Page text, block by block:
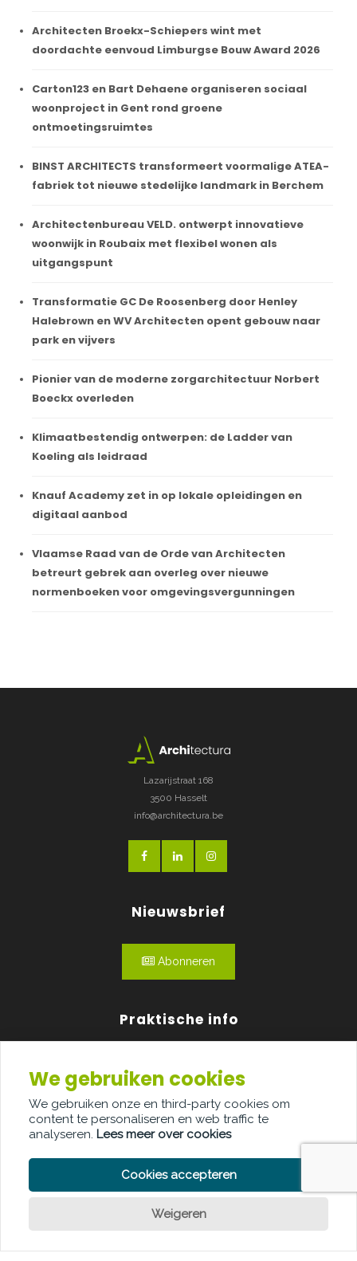
Architecten Broekx-Schiepers wint met
doordachte eenvoud Limburgse Bouw Award 2026
Carton123 en Bart Dehaene organiseren sociaal
woonproject in Gent rond groene
ontmoetingsruimtes
BINST ARCHITECTS transformeert voormalige ATEA-
fabriek tot nieuwe stedelijke landmark in Berchem
Architectenbureau VELD. ontwerpt innovatieve
woonwijk in Roubaix met flexibel wonen als
uitgangspunt
Transformatie GC De Roosenberg door Henley
Halebrown en WV Architecten opent gebouw naar
park en vijvers
Pionier van de moderne zorgarchitectuur Norbert
Boeckx overleden
Klimaatbestendig ontwerpen: de Ladder van
Koeling als leidraad
Knauf Academy zet in op lokale opleidingen en
digitaal aanbod
Vlaamse Raad van de Orde van Architecten
betreurt gebrek aan overleg over nieuwe
normenboeken voor omgevingsvergunningen
Lazarijstraat 168
3500 Hasselt
info@architectura.be
Nieuwsbrief
Abonneren
Praktische info
Over ons
Adverteren
Contact
We gebruiken cookies
We gebruiken onze en third-party cookies om
content te personaliseren en web traffic te
analyseren. Lees meer over cookies
Cookies accepteren
Weigeren